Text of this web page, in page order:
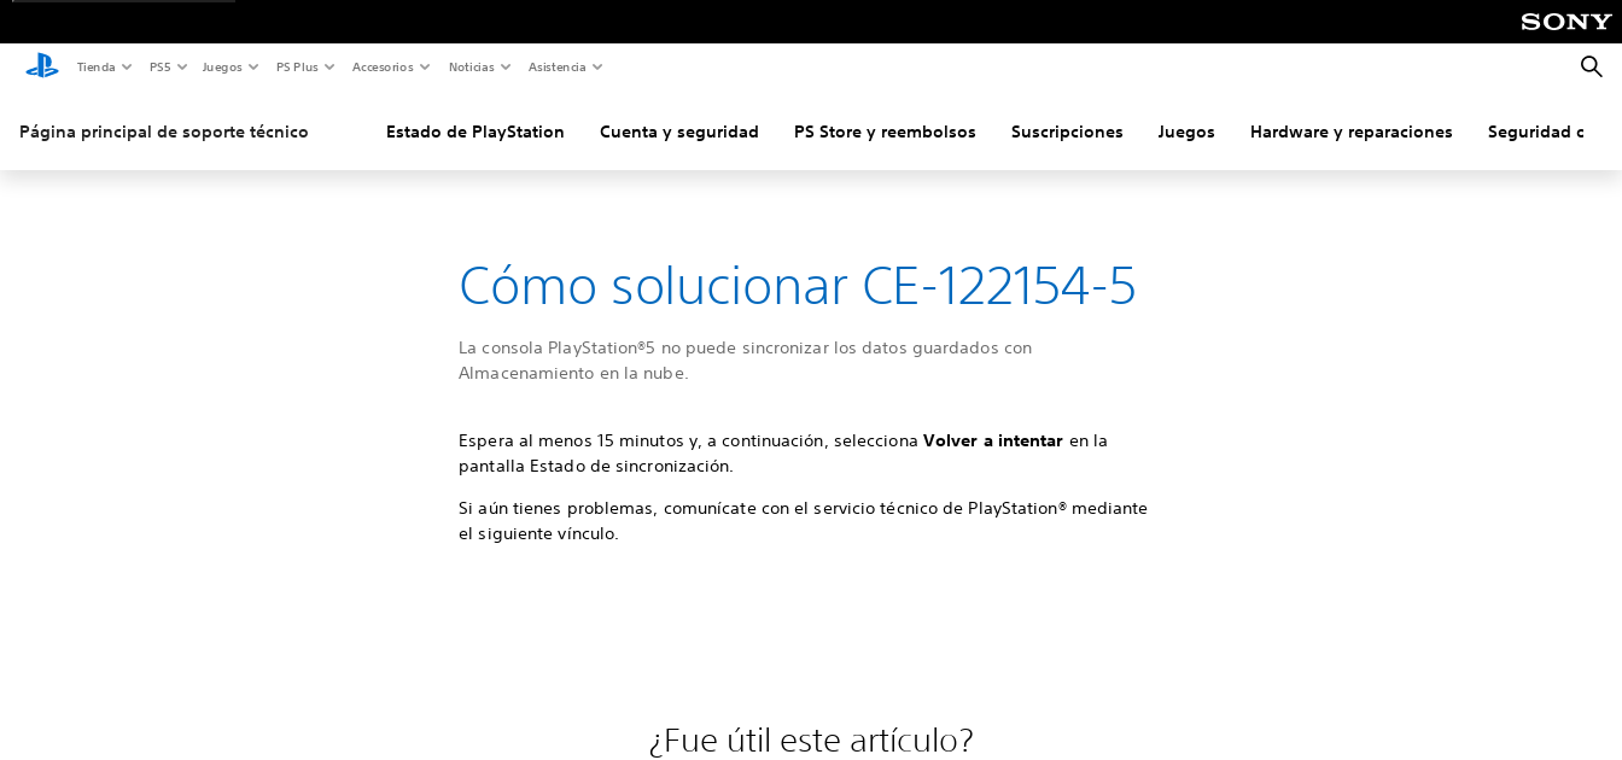
Tienda PS5 Juegos PS Plus Accesorios Noticias Asistencia
Página principal de soporte técnico Estado de PlayStation Cuenta y seguridad PS Store y reembolsos Suscripciones Juegos Hardware y reparaciones Seguridad
Cómo solucionar CE-122154-5
La consola PlayStation®5 no puede sincronizar los datos guardados con
Almacenamiento en la nube.
Espera al menos 15 minutos y, a continuación, selecciona Volver a intentar en la
pantalla Estado de sincronización.
Si aún tienes problemas, comunícate con el servicio técnico de PlayStation® mediante
el siguiente vínculo.
¿Fue útil este artículo?